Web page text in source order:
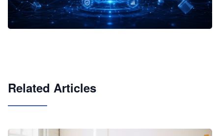
Related Articles